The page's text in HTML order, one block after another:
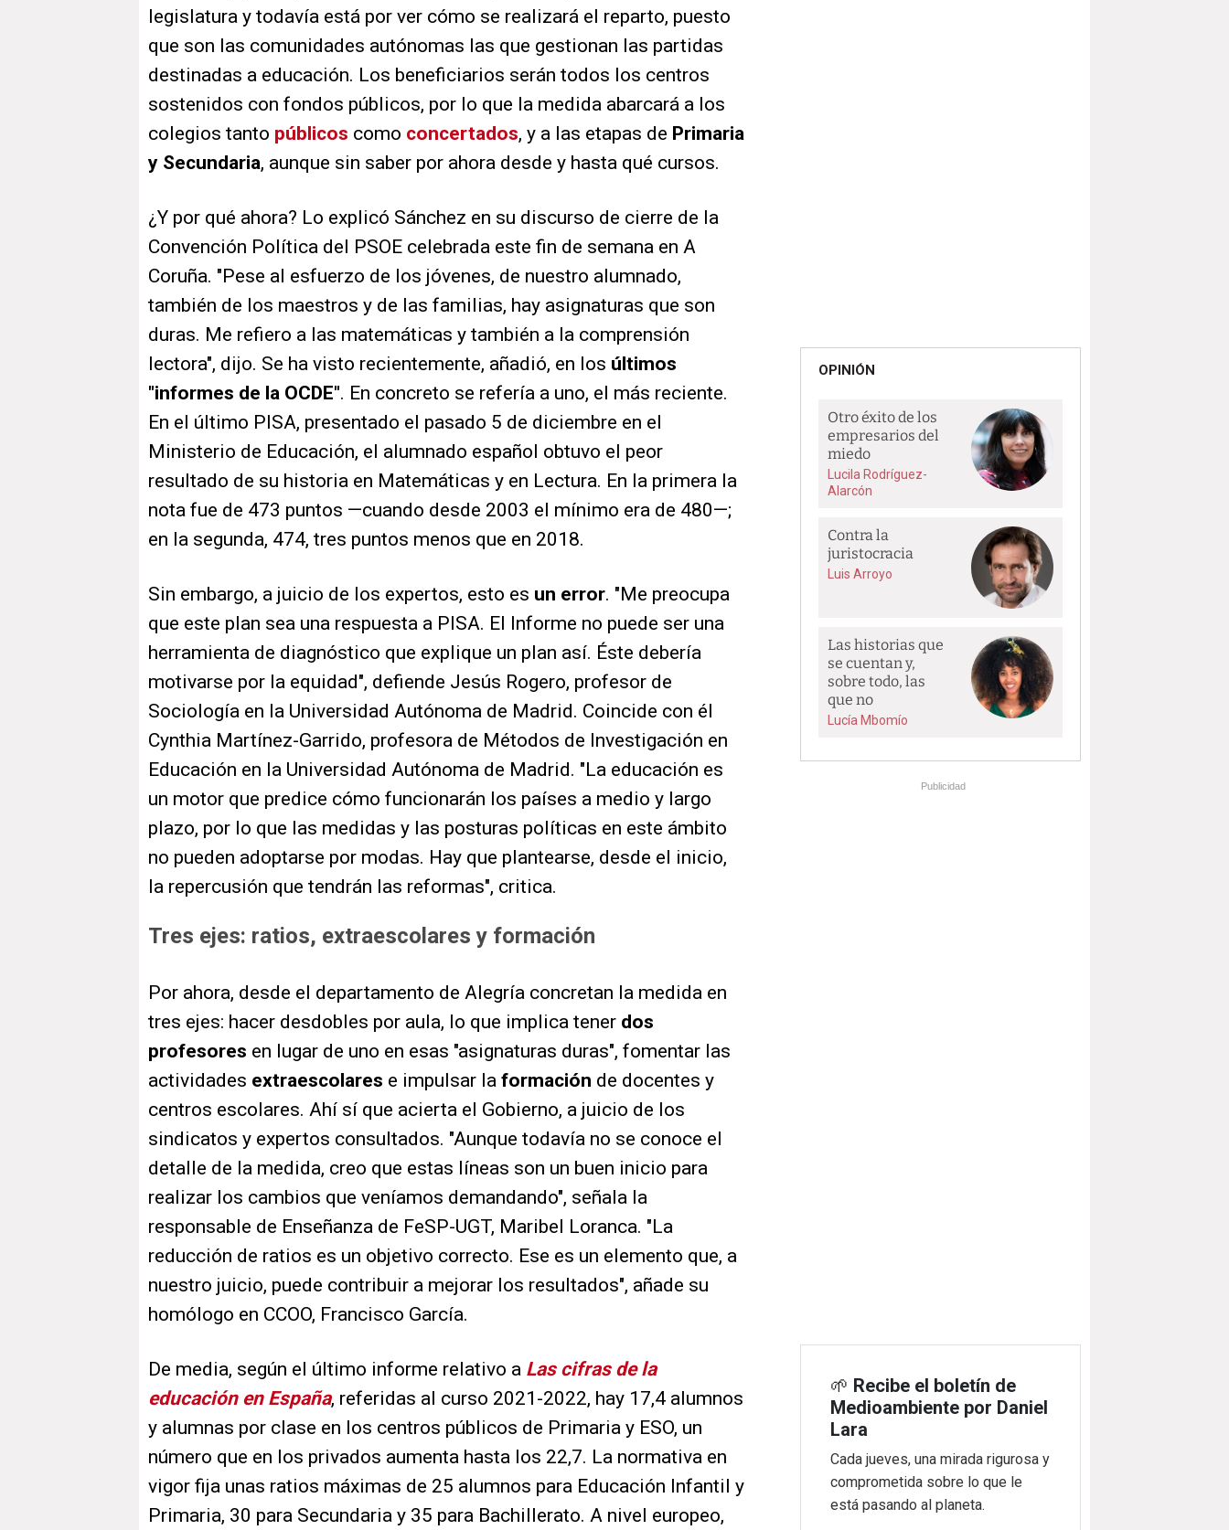
legislatura y todavía está por ver cómo se realizará el reparto, puesto
que son las comunidades autónomas las que gestionan las partidas
destinadas a educación. Los beneficiarios serán todos los centros
sostenidos con fondos públicos, por lo que la medida abarcará a los
colegios tanto públicos como concertados, y a las etapas de Primaria
y Secundaria, aunque sin saber por ahora desde y hasta qué cursos.
¿Y por qué ahora? Lo explicó Sánchez en su discurso de cierre de la
Convención Política del PSOE celebrada este fin de semana en A
Coruña. "Pese al esfuerzo de los jóvenes, de nuestro alumnado,
también de los maestros y de las familias, hay asignaturas que son
duras. Me refiero a las matemáticas y también a la comprensión
lectora", dijo. Se ha visto recientemente, añadió, en los últimos
"informes de la OCDE". En concreto se refería a uno, el más reciente.
En el último PISA, presentado el pasado 5 de diciembre en el
Ministerio de Educación, el alumnado español obtuvo el peor
resultado de su historia en Matemáticas y en Lectura. En la primera la
nota fue de 473 puntos —cuando desde 2003 el mínimo era de 480—;
en la segunda, 474, tres puntos menos que en 2018.
Sin embargo, a juicio de los expertos, esto es un error. "Me preocupa
que este plan sea una respuesta a PISA. El Informe no puede ser una
herramienta de diagnóstico que explique un plan así. Éste debería
motivarse por la equidad", defiende Jesús Rogero, profesor de
Sociología en la Universidad Autónoma de Madrid. Coincide con él
Cynthia Martínez-Garrido, profesora de Métodos de Investigación en
Educación en la Universidad Autónoma de Madrid. "La educación es
un motor que predice cómo funcionarán los países a medio y largo
plazo, por lo que las medidas y las posturas políticas en este ámbito
no pueden adoptarse por modas. Hay que plantearse, desde el inicio,
la repercusión que tendrán las reformas", critica.
Tres ejes: ratios, extraescolares y formación
Por ahora, desde el departamento de Alegría concretan la medida en
tres ejes: hacer desdobles por aula, lo que implica tener dos
profesores en lugar de uno en esas "asignaturas duras", fomentar las
actividades extraescolares e impulsar la formación de docentes y
centros escolares. Ahí sí que acierta el Gobierno, a juicio de los
sindicatos y expertos consultados. "Aunque todavía no se conoce el
detalle de la medida, creo que estas líneas son un buen inicio para
realizar los cambios que veníamos demandando", señala la
responsable de Enseñanza de FeSP-UGT, Maribel Loranca. "La
reducción de ratios es un objetivo correcto. Ese es un elemento que, a
nuestro juicio, puede contribuir a mejorar los resultados", añade su
homólogo en CCOO, Francisco García.
De media, según el último informe relativo a Las cifras de la
educación en España, referidas al curso 2021-2022, hay 17,4 alumnos
y alumnas por clase en los centros públicos de Primaria y ESO, un
número que en los privados aumenta hasta los 22,7. La normativa en
vigor fija unas ratios máximas de 25 alumnos para Educación Infantil y
Primaria, 30 para Secundaria y 35 para Bachillerato. A nivel europeo,
OPINIÓN
Otro éxito de los
empresarios del
miedo
Lucila Rodríguez-
Alarcón
Contra la
juristocracia
Luis Arroyo
Las historias que
se cuentan y,
sobre todo, las
que no
Lucía Mbomío
Publicidad
🌱 Recibe el boletín de
Medioambiente por Daniel
Lara
Cada jueves, una mirada rigurosa y
comprometida sobre lo que le
está pasando al planeta.